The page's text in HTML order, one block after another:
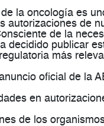
de la oncología es
autorizaciones de
de la
decidido publicar
más
oficial de la
en
de los